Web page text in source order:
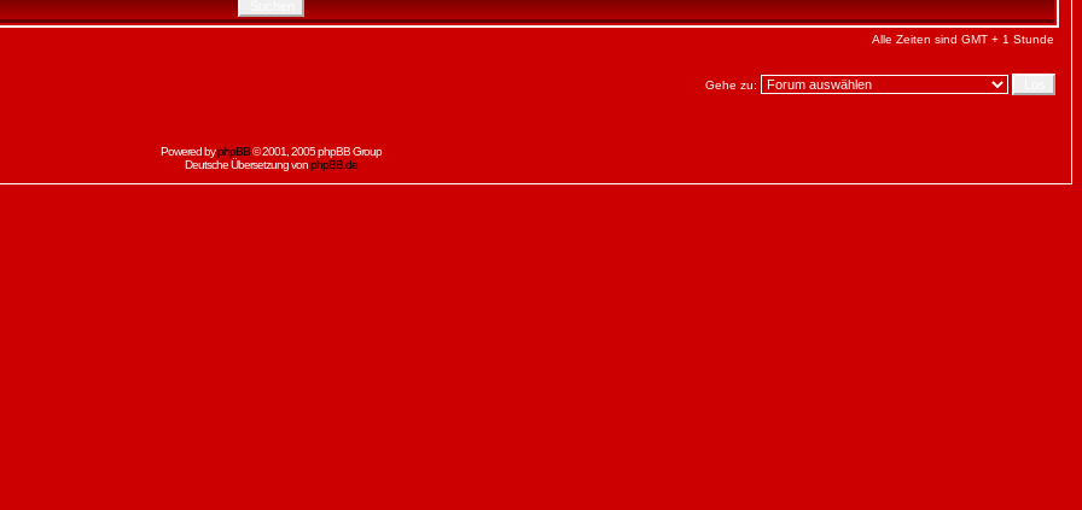
Alle Zeiten sind GMT + 1 Stunde
Gehe zu:
Powered byphpBB© 2001, 2005 phpBB Group
Deutsche Übersetzung vonphpBB.de